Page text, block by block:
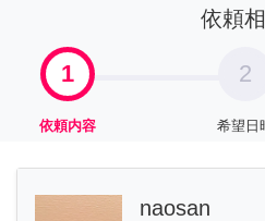
依頼
1
依頼内容
2
希望日
naosan